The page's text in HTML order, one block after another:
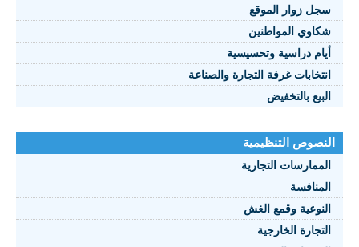
سجل زوار الموقع
شكاوي المواطنين
أيام دراسية وتحسيسية
انتخابات غرفة التجارة والصناعة
البيع بالتخفيض
النصوص التنظيمية
الممارسات التجارية
المنافسة
النوعية وقمع الغش
التجارة الخارجية